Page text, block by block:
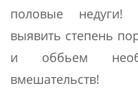
половые
выявить степень
и оббьем
вмешательств!